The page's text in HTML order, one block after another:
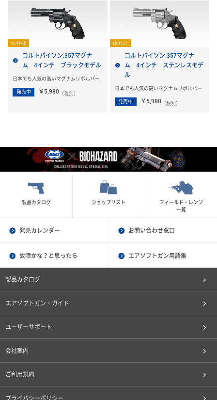
10才以上
コルトパイソン.357マグナ
ム 4インチ ブラックモデル
日本でも人気の高いマグナムリボルバー
発売中 ￥5,980 （税別）
10才以上
コルトパイソン.357マグナ
ム 4インチ ステンレスモデ
ル
日本でも人気の高いマグナムリボルバー
発売中 ￥5,980（税別）
製品カタログ ショップリスト
フィールド・レンジ
一覧
発売カレンダー お問い合わせ窓口
故障かな？と思ったら エアソフトガン用語集
製品カタログ
エアソフトガン・ガイド
ユーザーサポート
会社案内
ご利用規約